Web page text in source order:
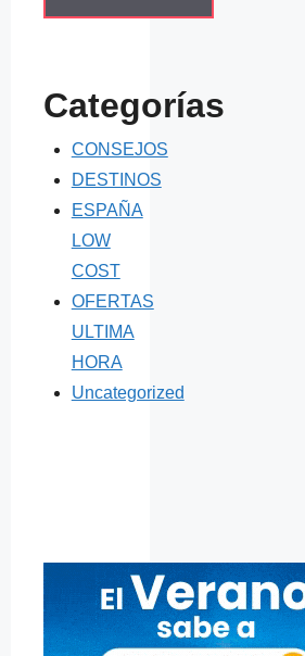
Categorías
CONSEJOS
DESTINOS
ESPAÑA
LOW
COST
OFERTAS
ULTIMA
HORA
Uncategorized